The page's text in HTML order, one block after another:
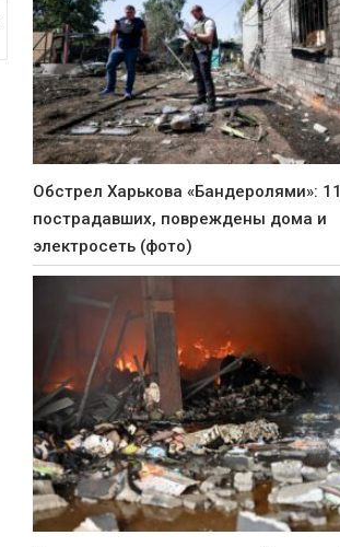
Обстрел Харькова «Бандеролями»: 11
пострадавших, повреждены дома и
электросеть (фото)